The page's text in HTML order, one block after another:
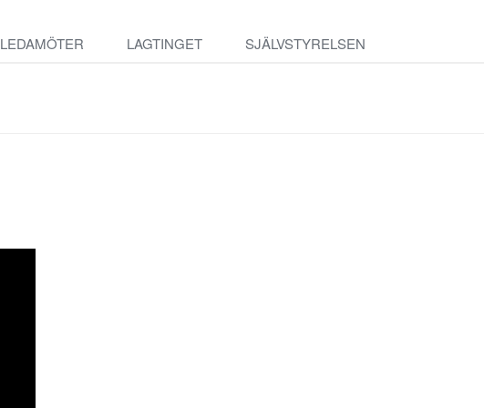
LEDAMÖTER LAGTINGET SJÄLVSTYRELSEN